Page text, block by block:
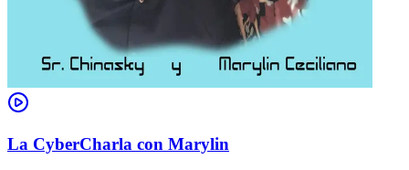
La CyberCharla con Marylin